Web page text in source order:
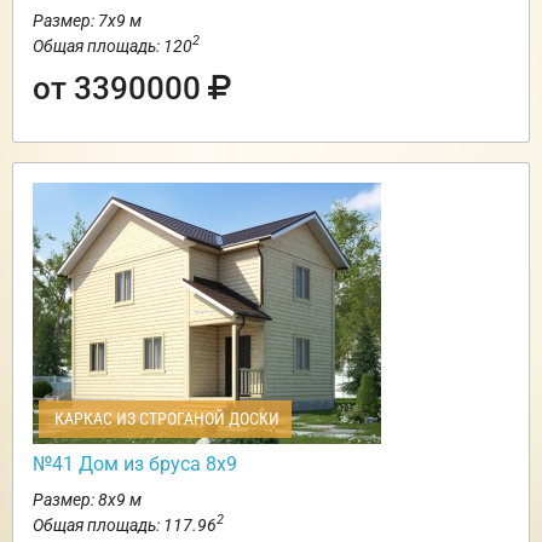
Размер: 7х9 м
Общая площадь: 1202
от 3390000
КАРКАС ИЗ СТРОГАНОЙ ДОСКИ
№41 Дом из бруса 8х9
Размер: 8х9 м
Общая площадь: 117.962